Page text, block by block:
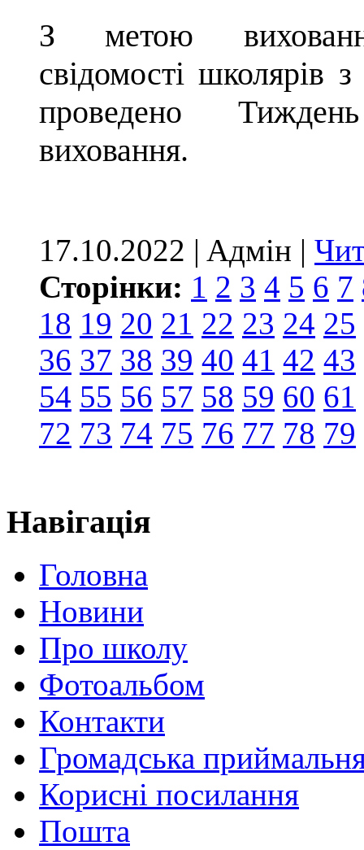
З метою виховання
свідомості школярів
проведено Тиждень
виховання.
17.10.2022 | Aдмін |
Сторінки: 1 2 3 4 5 6 7
18 19 20 21 22 23 24 25
36 37 38 39 40 41 42 43
54 55 56 57 58 59 60 61
72 73 74 75 76 77 78 79
Навігація
Головна
Новини
Про школу
Фотоальбом
Контакти
Громадська
Корисні посилання
Пошта